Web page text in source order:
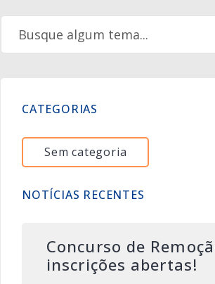
CATEGORIAS
Sem categoria
NOTÍCIAS RECENTES
Concurso de
inscrições abertas!